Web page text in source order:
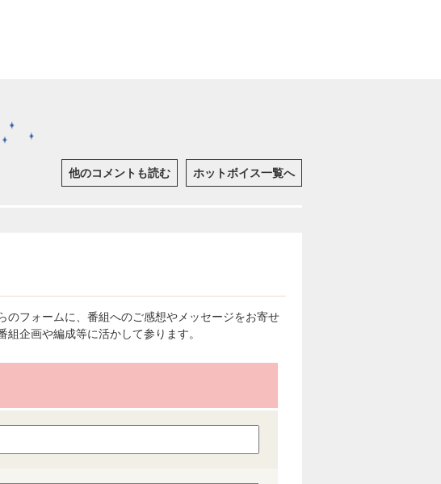
他のコメントも読む ホットボイス一覧へ
のフォームに、番組へのご感想やメッセージをお寄せ
企画や編成等に活かして参ります。